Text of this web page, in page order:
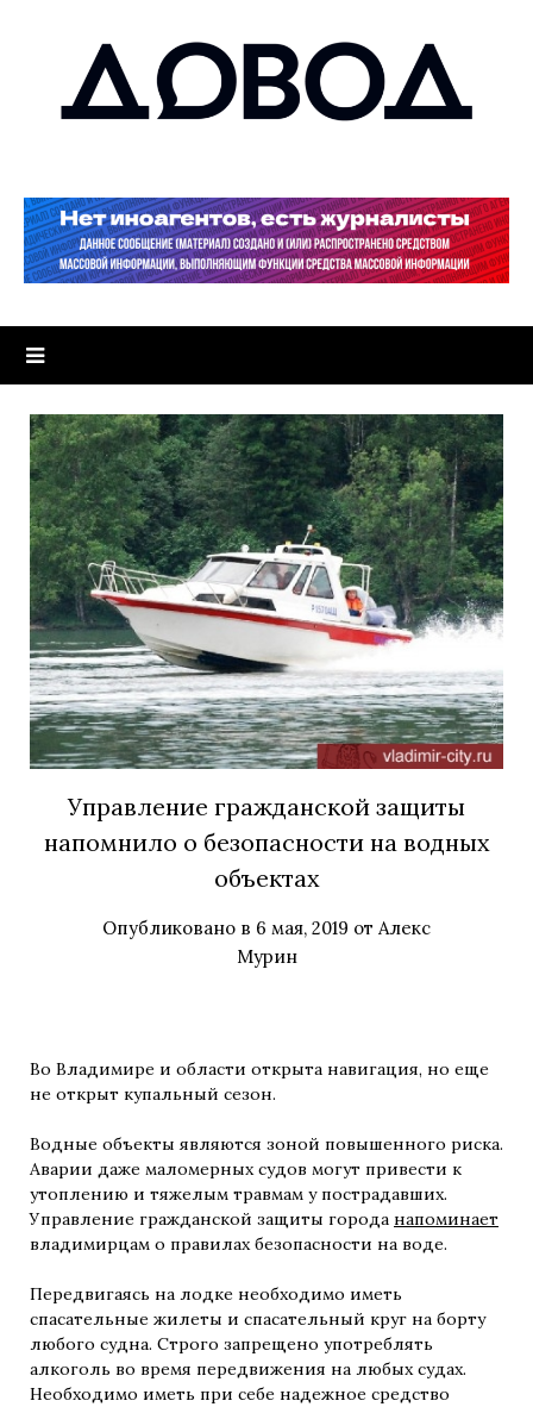
Управление гражданской защиты
напомнило о безопасности на водных
объектах
Опубликовано в 6 мая, 2019 от Алекс
Мурин
Во Владимире и области открыта навигация, но еще
не открыт купальный сезон.
Водные объекты являются зоной повышенного риска.
Аварии даже маломерных судов могут привести к
утоплению и тяжелым травмам у пострадавших.
Управление гражданской защиты города напоминает
владимирцам о правилах безопасности на воде.
Передвигаясь на лодке необходимо иметь
спасательные жилеты и спасательный круг на борту
любого судна. Строго запрещено употреблять
алкоголь во время передвижения на любых судах.
Необходимо иметь при себе надежное средство